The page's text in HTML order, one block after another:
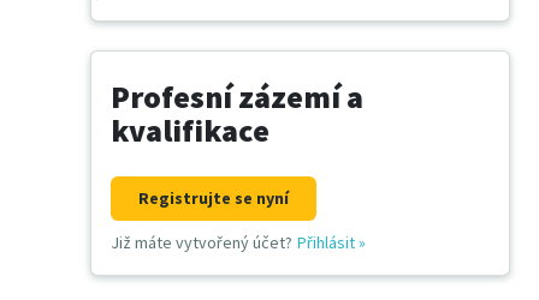
Profesní zázemí a
kvalifikace
Registrujte se nyní
Již máte vytvořený účet? Přihlásit»